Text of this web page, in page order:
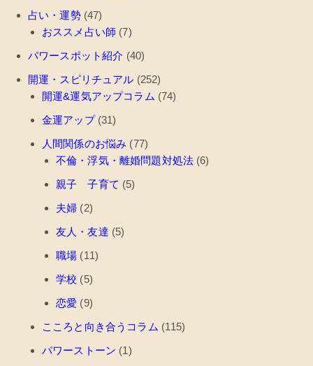
占い・運勢(47)
おススメ占い師 (7)
パワースポット紹介 (40)
開運・スピリチュアル (252)
開運&運気アップコラム (74)
金運アップ(31)
人間関係のお悩み (77)
不倫・浮気・離婚問題対処法(6)
親子 子育て (5)
夫婦 (2)
友人・友達 (5)
職場 (11)
学校 (5)
恋愛 (9)
こころと向き合うコラム (115)
パワーストーン (1)